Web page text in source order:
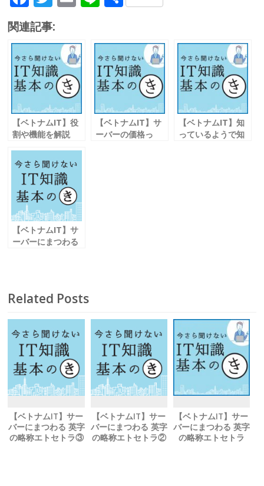
ac
e
b
o
o
k
itt
er l
関連記事:
【ベトナムIT】役
割や機能を解説
類
【ベトナムIT】サ
ーバーの価格っ
【ベトナムIT】知
っているようで知
【ベトナムIT】サ
ーバーにまつわる
Related Posts
【ベトナムIT】サー
バーにまつわる 英字
の略称エトセトラ③
【ベトナムIT】サー
バーにまつわる 英字
の略称エトセトラ②
【ベトナムIT】サー
バーにまつわる 英字
の略称エトセトラ